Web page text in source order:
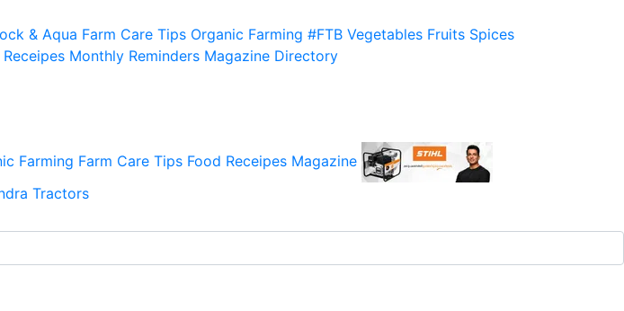
& Aqua Farm Care Tips Organic Farming #FTB Vegetables Fruits Spices
Monthly Reminders Magazine Directory
Farming Farm Care Tips Food Receipes Magazine